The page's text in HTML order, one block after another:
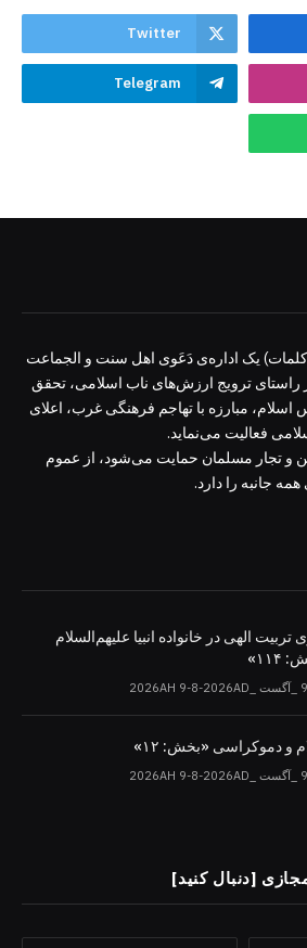
Twitter
Telegram
یک اداره‌ی دَعَوی اهل سنت و الجماعت
راستای ترویج ارزش‌های ناب اسلامی، تحقق
مبارزه با تهاجم فرهنگی غرب، اعلای
فعالیت می‌نماید.
و تجار مسلمان حمایت می‌شود، از عموم
جانبه را دارد.
تربیت الهی در خانواده انبیا‌‌ علیهم‌السلام
و دموکراسی «بخش: ۱۲»
[دنبال کنید]